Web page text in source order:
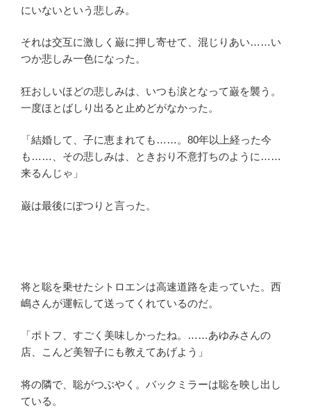
にいないという悲しみ。
それは交互に激しく巌に押し寄せて、混じりあい……い
つか悲しみ一色になった。
狂おしいほどの悲しみは、いつも涙となって巌を襲う。
一度ほとばしり出ると止めどがなかった。
「結婚して、子に恵まれても……。80年以上経った今
も……、その悲しみは、ときおり不意打ちのように……
来るんじゃ」
巌は最後にぽつりと言った。
将と聡を乗せたシトロエンは高速道路を走っていた。西
嶋さんが運転して送ってくれているのだ。
「ポトフ、すごく美味しかったね。……あゆみさんの
店、こんど美智子にも教えてあげよう」
将の隣で、聡がつぶやく。バックミラーは聡を映し出し
ている。